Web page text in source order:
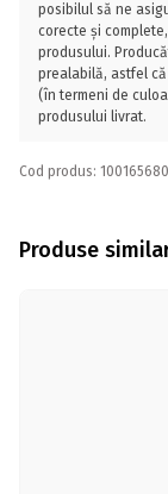
posibilul să ne
corecte și
produsului.
prealabilă, astfel
(în termeni de
produsului livrat.
Cod produs: 100165680
Produse